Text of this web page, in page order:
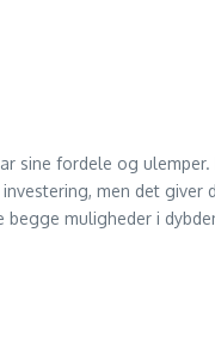
fordele og
men det
muligheder i